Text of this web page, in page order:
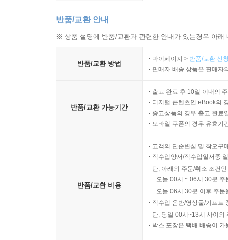
반품/교환 안내
※ 상품 설명에 반품/교환과 관련한 안내가 있는경우 아
반품/교환 방법
마이페이지 > 반품/교환 신
판매자 배송 상품은 판매자
반품/교환 가능기간
출고 완료 후 10일 이내의
디지털 콘텐츠인 eBook의
중고상품의 경우 출고 완료
모바일 쿠폰의 경우 유효기
반품/교환 비용
고객의 단순변심 및 착오구
직수입양서/직수입일서중
단, 아래의 주문/취소 조건
오늘 00시 ~ 06시 30분
오늘 06시 30분 이후 주
직수입 음반/영상물/기프트
단, 당일 00시~13시 사이의
박스 포장은 택배 배송이